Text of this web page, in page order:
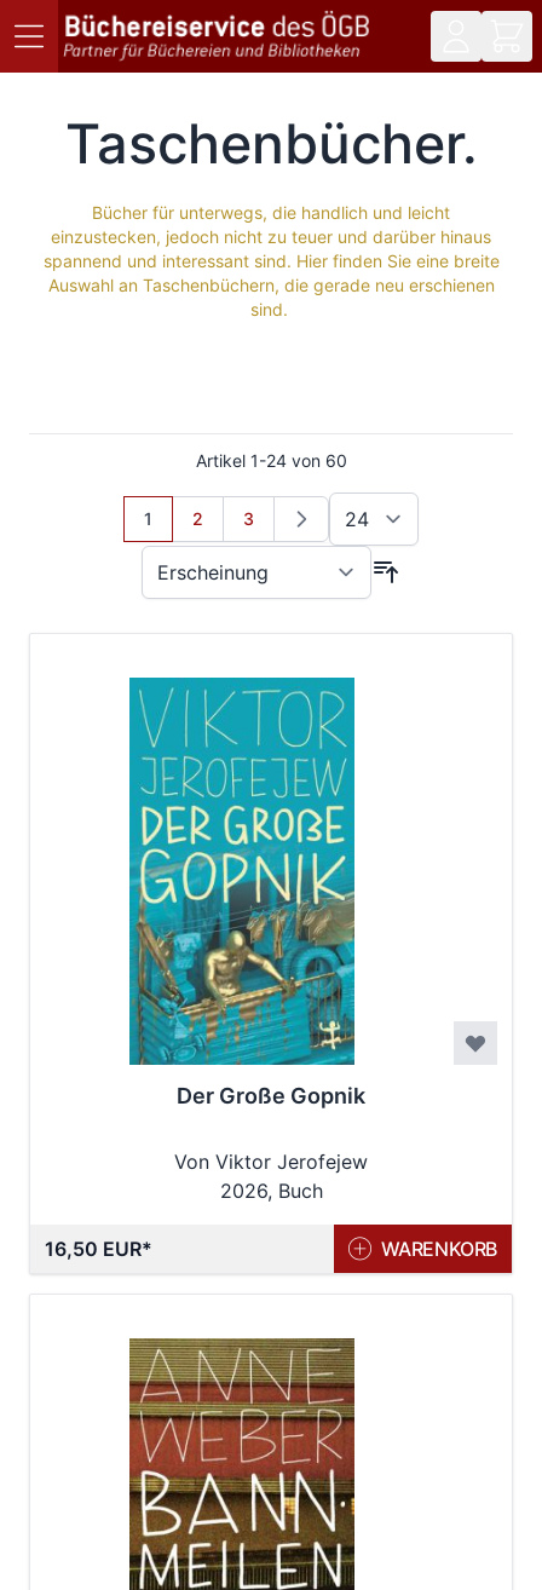
Taschenbücher
Bücher für unterwegs, die handlich und leicht
einzustecken, jedoch nicht zu teuer und darüber hinaus
spannend und interessant sind. Hier finden Sie eine breite
Auswahl an Taschenbüchern, die gerade neu erschienen
sind.
Artikel 1-24von 60
Sie lesen gerade Seite
1 Seite
2 Seite
3
Der Große Gopnik
Von Viktor Jerofejew
2026, Buch
16,50 EUR WARENKORB